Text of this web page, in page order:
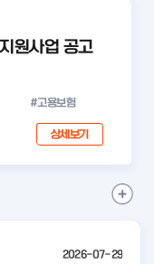
원사업 공고
#고용보험
상세보기
2026-07-29
공
항